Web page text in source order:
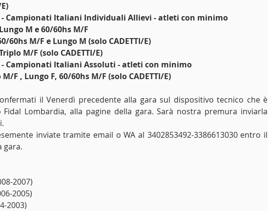
E)
- Campionati Italiani Individuali Allievi - atleti con minimo
M e 60/60hs M/F
60hs M/F e Lungo M (solo CADETTI/E)
M/F (solo CADETTI/E)
- Campionati Italiani Assoluti - atleti con minimo
F , Lungo F, 60/60hs M/F (solo CADETTI/E)
il Venerdì precedente alla gara sul dispositivo tecnico che è
Lombardia, alla pagine della gara. Sarà nostra premura inviarla
inviate tramite email o WA al 3402853492-3386613030 entro il
gara.
2007)
2005)
2003)